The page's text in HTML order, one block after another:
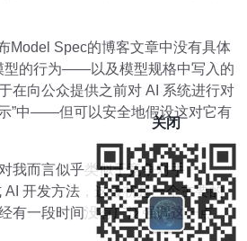
Model Spec的博客文章中没有具体
型的行为——以及模型规格中写入的
在向公众提供之前对 AI 系统进行对
示”中——但可以安全地假设这对它有
我而言似乎类似于竞争对手
AI 开发方法，这最初是一个主要的
有一段时间没有广泛强调这一点
关闭